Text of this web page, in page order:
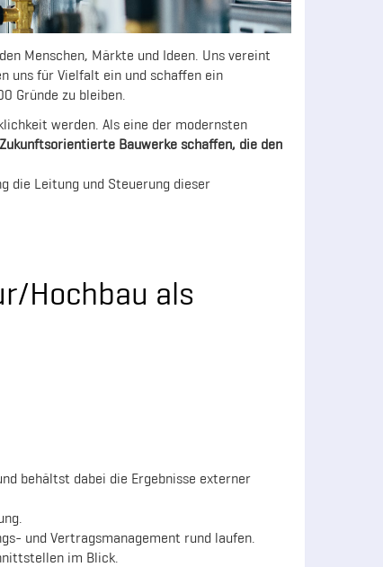
Menschen, Märkte und Ideen. Uns vereint
uns für Vielfalt ein und schaffen ein
Gründe zu bleiben.
werden. Als eine der modernsten
Bauwerke schaffen, die den
die Leitung und Steuerung dieser
Hochbau als
behältst dabei die Ergebnisse externer
und Vertragsmanagement rund laufen.
im Blick.